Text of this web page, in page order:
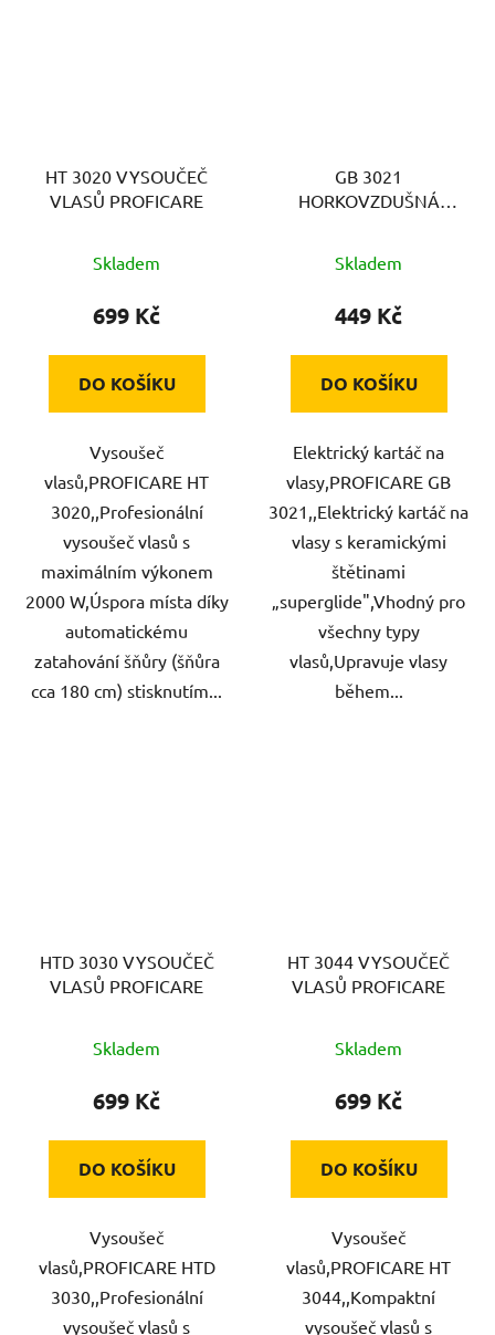
HT 3020 VYSOUČEČ
VLASŮ PROFICARE
Skladem
699 Kč
DO KOŠÍKU
Vysoušeč
vlasů,PROFICARE HT
3020,,Profesionální
vysoušeč vlasů s
maximálním výkonem
2000 W,Úspora místa díky
automatickému
zatahování šňůry (šňůra
cca 180 cm) stisknutím...
GB 3021
HORKOVZDUŠNÁ
Skladem
449 Kč
DO KOŠÍKU
Elektrický kartáč na
vlasy,PROFICARE GB
3021,,Elektrický kartáč na
vlasy s keramickými
štětinami
„superglide",Vhodný pro
všechny typy
vlasů,Upravuje vlasy
během...
HTD 3030 VYSOUČEČ
VLASŮ PROFICARE
Skladem
699 Kč
DO KOŠÍKU
Vysoušeč
vlasů,PROFICARE HTD
3030,,Profesionální
vysoušeč vlasů s
HT 3044 VYSOUČEČ
VLASŮ PROFICARE
Skladem
699 Kč
DO KOŠÍKU
Vysoušeč
vlasů,PROFICARE HT
3044,,Kompaktní
vysoušeč vlasů s